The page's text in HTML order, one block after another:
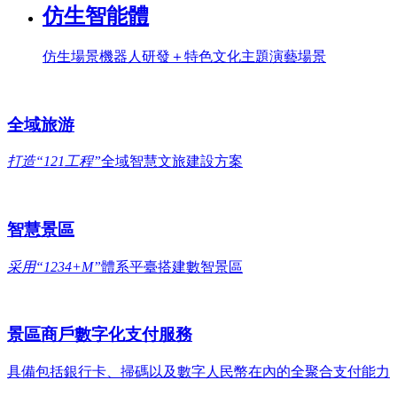
仿生智能體
仿生場景機器人研發＋特色文化主題演藝場景
全域旅游
打造“121工程”全域智慧文旅建設方案
智慧景區
采用“1234+M”體系平臺搭建數智景區
景區商戶數字化支付服務
具備包括銀行卡、掃碼以及數字人民幣在內的全聚合支付能力